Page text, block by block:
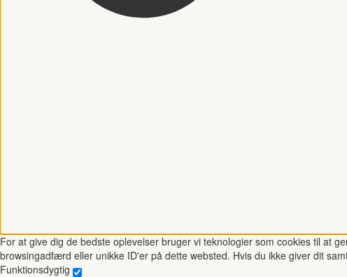
For at give dig de bedste oplevelser bruger vi teknologier som cookies til at
browsingadfærd eller unikke ID'er på dette websted. Hvis du ikke giver dit
Funktionsdygtig